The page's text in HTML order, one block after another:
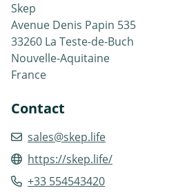
Skep
Avenue Denis Papin 535
33260 La Teste-de-Buch
Nouvelle-Aquitaine
France
Contact
sales@skep.life
https://skep.life/
+33 554543420